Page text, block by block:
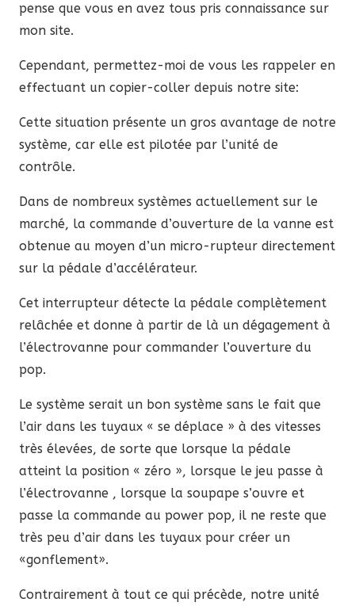
pense que vous en avez tous pris connaissance sur
mon site.
Cependant, permettez-moi de vous les rappeler en
effectuant un copier-coller depuis notre site:
Cette situation présente un gros avantage de notre
système, car elle est pilotée par l’unité de
contrôle.
Dans de nombreux systèmes actuellement sur le
marché, la commande d’ouverture de la vanne est
obtenue au moyen d’un micro-rupteur directement
sur la pédale d’accélérateur.
Cet interrupteur détecte la pédale complètement
relâchée et donne à partir de là un dégagement à
l’électrovanne pour commander l’ouverture du
pop.
Le système serait un bon système sans le fait que
l’air dans les tuyaux « se déplace » à des vitesses
très élevées, de sorte que lorsque la pédale
atteint la position « zéro », lorsque le jeu passe à
l’électrovanne , lorsque la soupape s’ouvre et
passe la commande au power pop, il ne reste que
très peu d’air dans les tuyaux pour créer un
«gonflement».
Contrairement à tout ce qui précède, notre unité